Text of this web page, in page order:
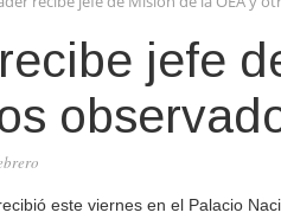
jefe
este viernes en el Palacio